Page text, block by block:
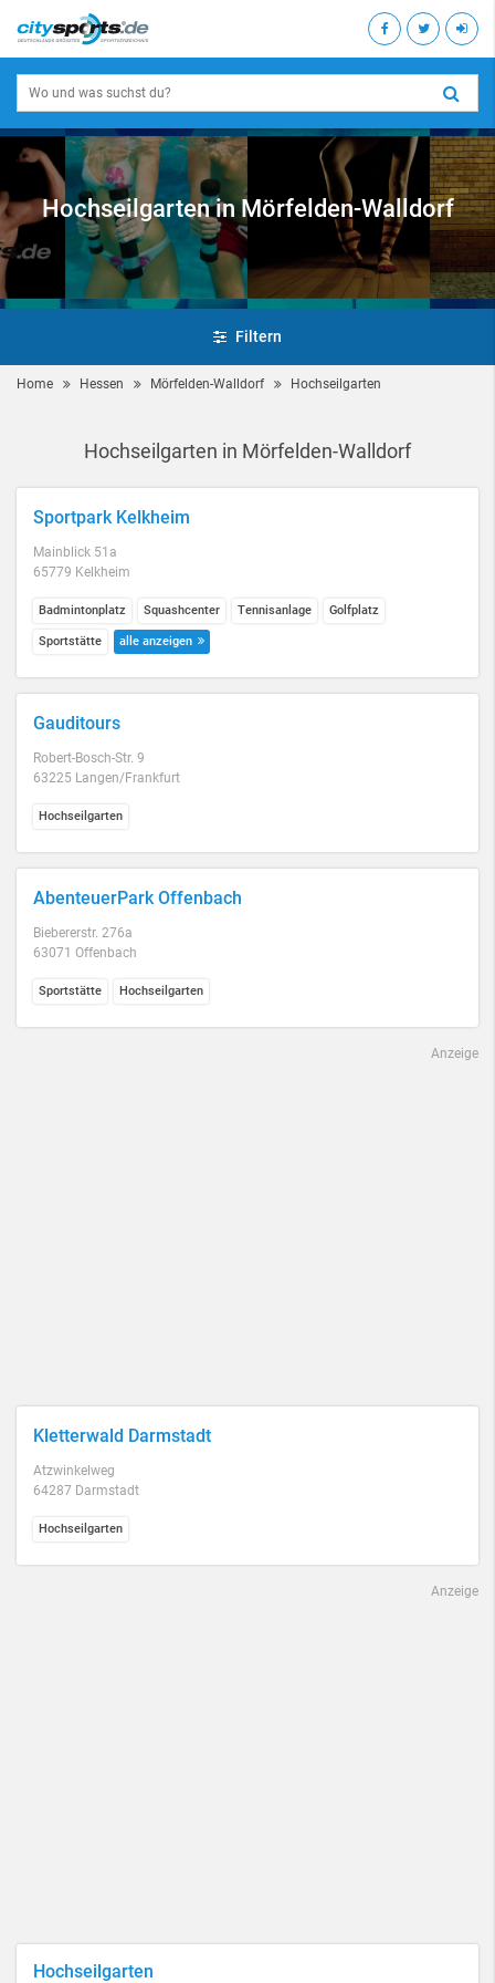
Hochseilgarten in Mörfelden-Walldorf
Filtern
Home Hessen Mörfelden-Walldorf Hochseilgarten
Hochseilgarten
Hochseilgarten in Mörfelden-Walldorf
Sportpark Kelkheim
Mainblick 51a
65779 Kelkheim
Badmintonplatz Squashcenter Tennisanlage Golfplatz
Sportstätte alle anzeigen
Gauditours
Robert-Bosch-Str. 9
63225 Langen/Frankfurt
Hochseilgarten
AbenteuerPark Offenbach
Biebererstr. 276a
63071 Offenbach
Sportstätte Hochseilgarten
Anzeige
Kletterwald Darmstadt
Atzwinkelweg
64287 Darmstadt
Hochseilgarten
Anzeige